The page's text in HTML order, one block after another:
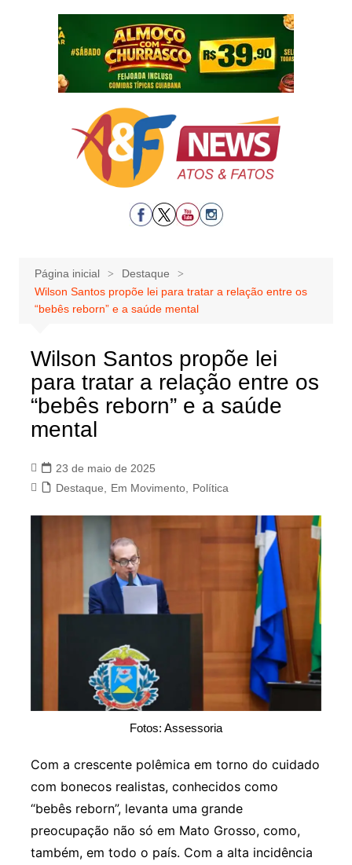
Página inicial
Destaque
Wilson Santos propõe lei para tratar a relação entre os
“bebês reborn” e a saúde mental
Wilson Santos propõe lei
para tratar a relação entre os
“bebês reborn” e a saúde
mental
23 de maio de 2025
Destaque
Em Movimento, Política
Fotos: Assessoria
Com a crescente polêmica em torno do cuidado
com bonecos realistas, conhecidos como
“bebês reborn”, levanta uma grande
preocupação não só em Mato Grosso, como,
também, em todo o país. Com a alta incidência